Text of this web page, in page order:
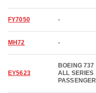
FY7050 -
MH72 -
EY5623
BOEING 737
ALL SERIES
PASSENGER